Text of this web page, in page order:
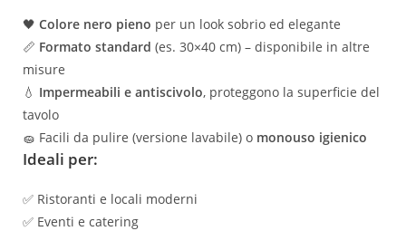
🖤 Colore nero pieno per un look sobrio ed elegante
📏 Formato standard (es. 30×40 cm) – disponibile in altre
misure
💧 Impermeabili e antiscivolo, proteggono la superficie del
tavolo
🧽 Facili da pulire (versione lavabile) o monouso igienico
Ideali per:
✅ Ristoranti e locali moderni
✅ Eventi e catering